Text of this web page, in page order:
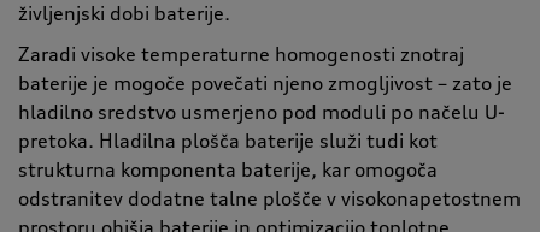
življenjski dobi baterije.
Zaradi visoke temperaturne homogenosti znotraj
baterije je mogoče povečati njeno zmogljivost – zato je
hladilno sredstvo usmerjeno pod moduli po načelu U-
pretoka. Hladilna plošča baterije služi tudi kot
strukturna komponenta baterije, kar omogoča
odstranitev dodatne talne plošče v visokonapetostnem